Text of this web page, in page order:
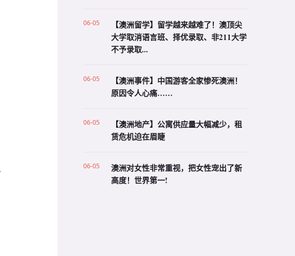
06-05
【澳洲留学】留学越来越难了！澳顶尖
大学取消语言班、择优录取、非211大学
不予录取...
06-05
【澳洲事件】中国游客全家惨死澳洲！
原因令人心痛……
06-05
【澳洲地产】公寓供应量大幅减少，租
赁危机迫在眉睫
06-05
澳洲对女性非常重视，把女性宠出了新
高度！世界第一!